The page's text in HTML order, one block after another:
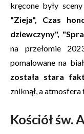
kręcone były
"Zieja", Czas
dziewczyny",
na przełomie
pomalowane na
została stara
zniknął, a
Kościół św.